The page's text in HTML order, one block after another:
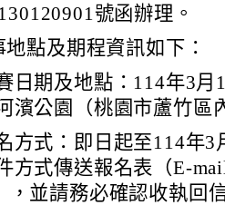
號函辦理。
地點及期程資訊如下：
日期及地點：114年3
濱公園（桃園市蘆竹區
方式：即日起至114年
方式傳送報名表（E-
，並請務必確認收執回